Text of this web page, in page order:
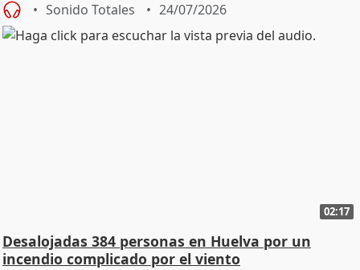
Sonido Totales 24/07/2026
02:17
Desalojadas 384 personas en Huelva por un
incendio complicado por el viento